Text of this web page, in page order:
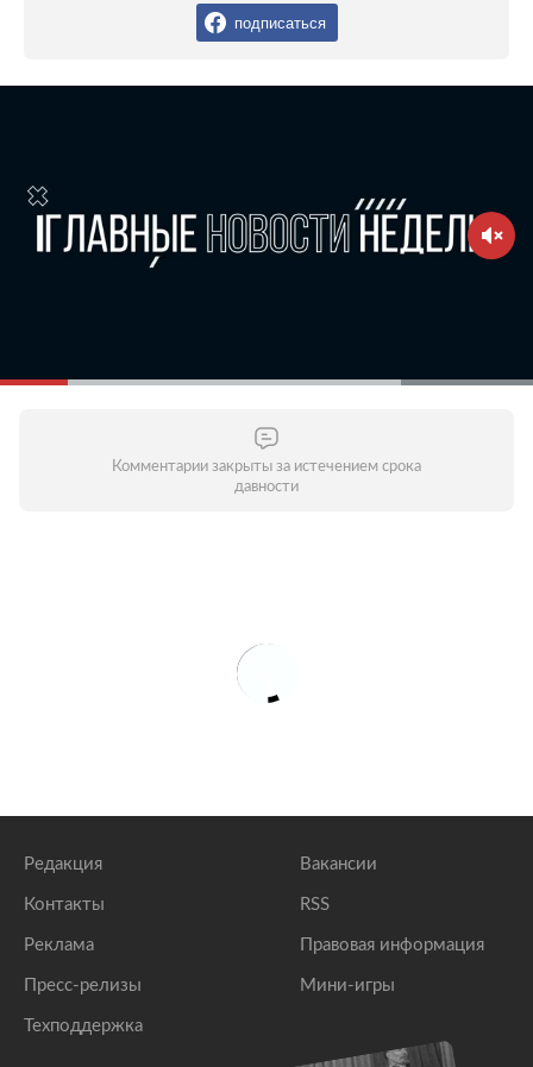
подписаться
Комментарии закрыты за истечением срока
давности
Редакция
Контакты
Реклама
Пресс-релизы
Техподдержка
Вакансии
RSS
Правовая информация
Мини-игры